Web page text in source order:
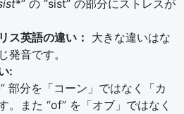
*” の “sist” の部分にストレスが
ス英語の違い： 大きな違いはな
発音です。
:
部分を「コーン」ではなく「カ
。また “of” を「オブ」ではなく